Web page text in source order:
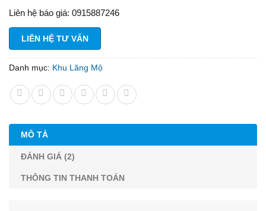
Liên hệ báo giá: 0915887246
LIÊN HỆ TƯ VẤN
Danh mục: Khu Lăng Mộ
MÔ TẢ
ĐÁNH GIÁ (2)
THÔNG TIN THANH TOÁN